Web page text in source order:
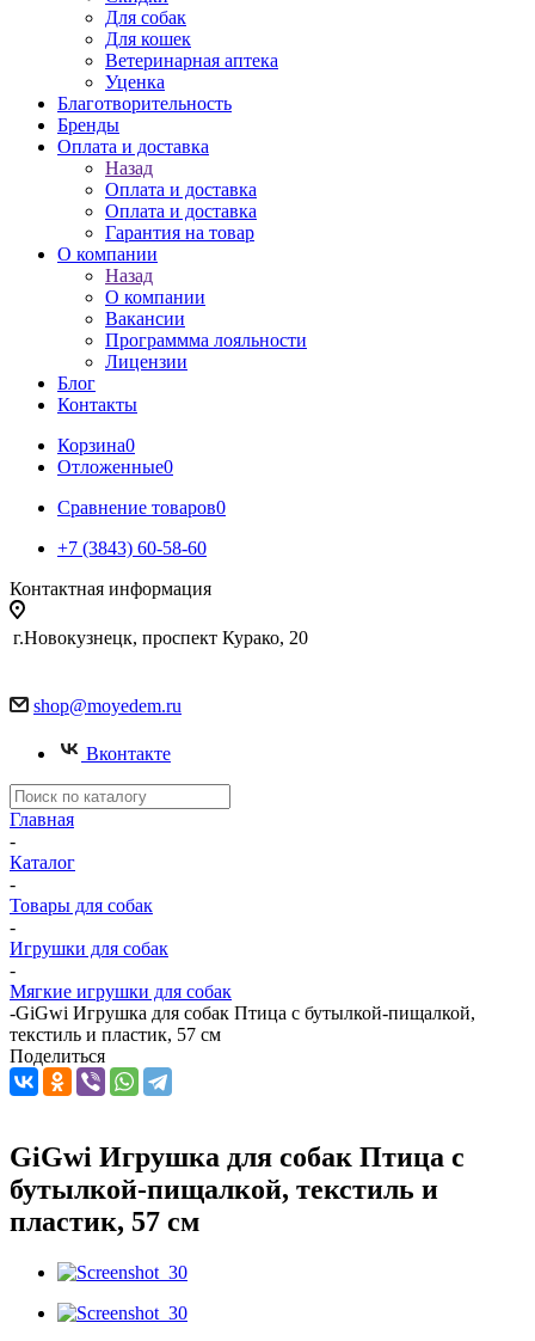
Для собак
Для кошек
Ветеринарная аптека
Уценка
Благотворительность
Бренды
Оплата и доставка
Назад
Оплата и доставка
Оплата и доставка
Гарантия на товар
О компании
Назад
О компании
Вакансии
Программма лояльности
Лицензии
Блог
Контакты
Корзина0
Отложенные0
Сравнение товаров0
+7 (3843) 60-58-60
Контактная информация
г.Новокузнецк, проспект Курако, 20
shop@moyedem.ru
Вконтакте
Главная
-
Каталог
-
Товары для собак
-
Игрушки для собак
-
Мягкие игрушки для собак
-GiGwi Игрушка для собак Птица с бутылкой-пищалкой,
текстиль и пластик, 57 см
Поделиться
GiGwi Игрушка для собак Птица с
бутылкой-пищалкой, текстиль и
пластик, 57 см